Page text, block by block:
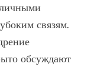
связям.
обсуждают